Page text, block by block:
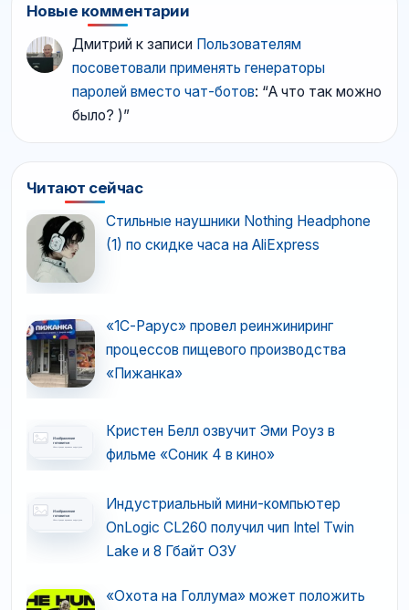
Новые комментарии
Дмитрий к записи Пользователям
посоветовали применять генераторы
паролей вместо чат-ботов: “А что так можно
было? )”
Читают сейчас
Стильные наушники Nothing Headphone
(1) по скидке часа на AliExpress
«1С-Рарус» провел реинжиниринг
процессов пищевого производства
«Пижанка»
Кристен Белл озвучит Эми Роуз в
фильме «Соник 4 в кино»
Индустриальный мини-компьютер
OnLogic CL260 получил чип Intel Twin
Lake и 8 Гбайт ОЗУ
«Охота на Голлума» может положить